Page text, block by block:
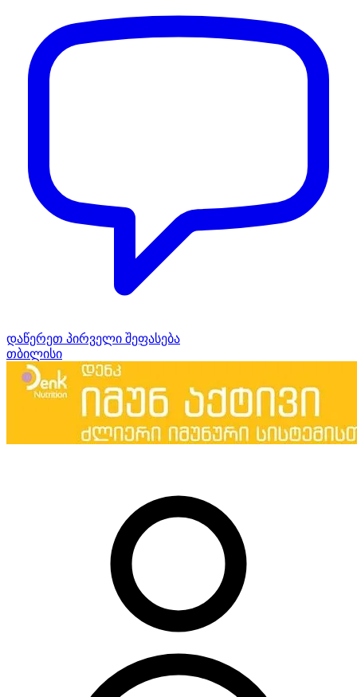
დაწერეთ პირველი შეფასება
თბილისი